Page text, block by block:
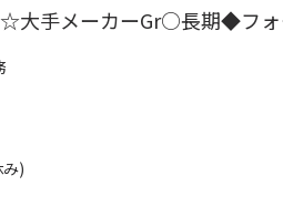
☆大手メーカーGr○長期◆フ
)